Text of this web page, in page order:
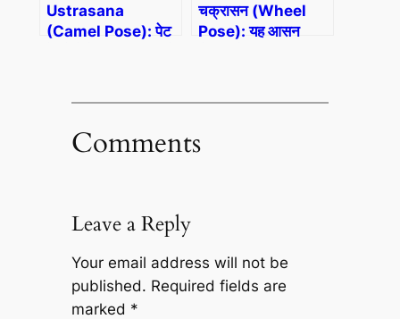
Ustrasana
(Camel Pose): पेट
चक्रासन (Wheel
Pose): यह आसन
Comments
Leave a Reply
Your email address will not be
published. Required fields are
marked *